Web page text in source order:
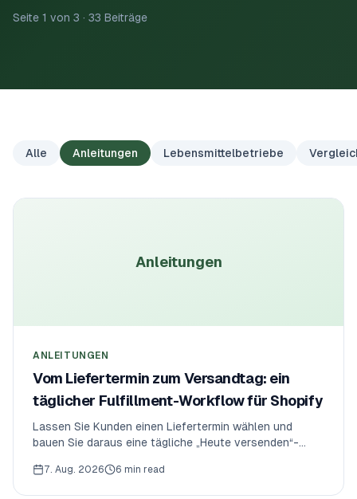
Seite 1 von 3 · 33 Beiträge
Alle Anleitungen Lebensmittelbetriebe
Anleitungen
ANLEITUNGEN
Vom Liefertermin zum Versandtag: ein
täglicher Fulfillment-Workflow für Shopify
Lassen Sie Kunden einen Liefertermin wählen und
bauen Sie daraus eine tägliche „Heute versenden“-
B2-Cloud-, Sagawa- oder Japan-Post-CSV
7. Aug. 2026 6 min read